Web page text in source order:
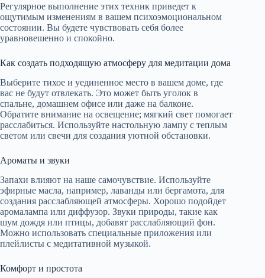
Регулярное выполнение этих техник приведет к
ощутимым изменениям в вашем психоэмоциональном
состоянии. Вы будете чувствовать себя более
уравновешенно и спокойно.
Как создать подходящую атмосферу для медитации дома
Выберите тихое и уединенное место в вашем доме, где
вас не будут отвлекать. Это может быть уголок в
спальне, домашнем офисе или даже на балконе.
Обратите внимание на освещение; мягкий свет помогает
расслабиться. Используйте настольную лампу с теплым
светом или свечи для создания уютной обстановки.
Ароматы и звуки
Запахи влияют на наше самочувствие. Используйте
эфирные масла, например, лаванды или бергамота, для
создания расслабляющей атмосферы. Хорошо подойдет
аромалампа или диффузор. Звуки природы, такие как
шум дождя или птицы, добавят расслабляющий фон.
Можно использовать специальные приложения или
плейлисты с медитативной музыкой.
Комфорт и простота